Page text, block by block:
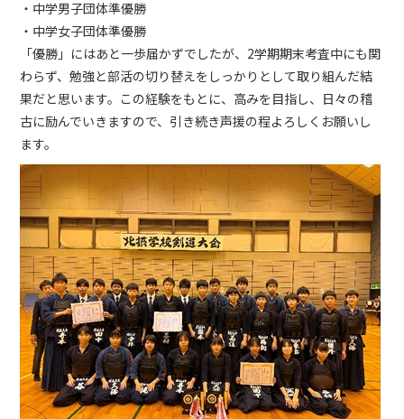
・中学男子団体準優勝
・中学女子団体準優勝
「優勝」にはあと一歩届かずでしたが、2学期期末考査中にも関
わらず、勉強と部活の切り替えをしっかりとして取り組んだ結
果だと思います。この経験をもとに、高みを目指し、日々の稽
古に励んでいきますので、引き続き声援の程よろしくお願いし
ます。